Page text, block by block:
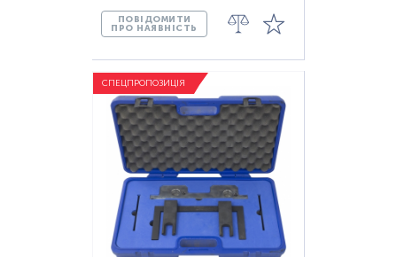
ПОВІДОМИТИ
ПРО НАЯВНІСТЬ
СПЕЦПРОПОЗИЦІЯ